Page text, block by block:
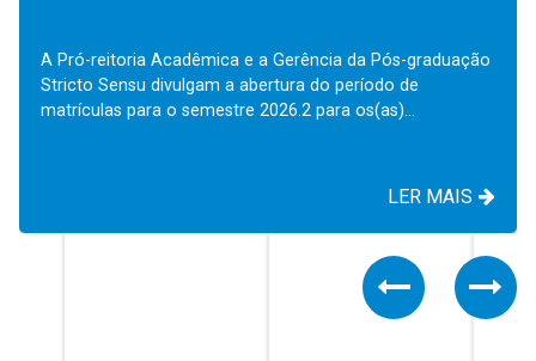
A Pró-reitoria Acadêmica e a Gerência da Pós-graduação
Stricto Sensu divulgam a abertura do período de
matrículas para o semestre 2026.2 para os(as)...
LER MAIS
Previous